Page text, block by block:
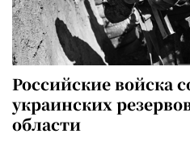
Российские войска
украинских
области